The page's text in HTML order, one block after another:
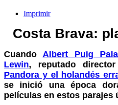
Imprimir
Costa Brava:
Cuando Albert Puig
Lewin, reputado
Pandora y el holandés
se inició una época
películas en estos parajes